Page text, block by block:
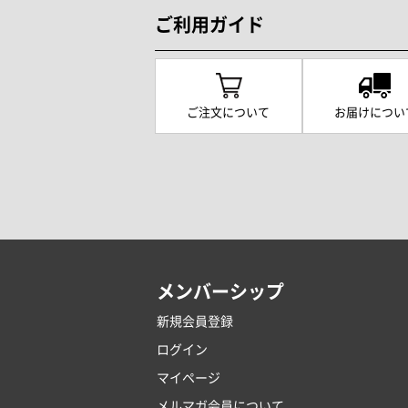
ご利用ガイド
ご注文について お届けについ
メンバーシップ
新規会員登録
ログイン
マイページ